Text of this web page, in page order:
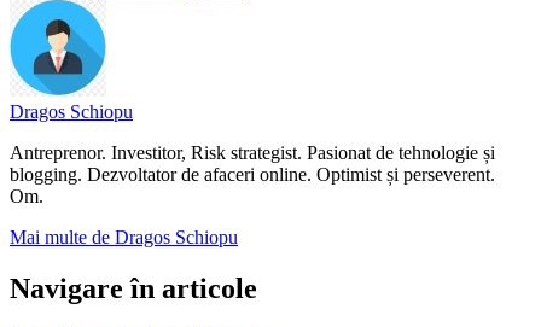
Dragos Schiopu
Antreprenor. Investitor, Risk strategist. Pasionat de tehnologie și
blogging. Dezvoltator de afaceri online. Optimist și perseverent.
Om.
Mai multe de Dragos Schiopu
Navigare în articole